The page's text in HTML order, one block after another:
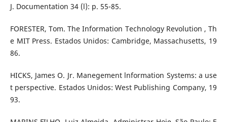
J. Documentation 34 (l): p. 55-85.
FORESTER, Tom. The Information Technology Revolution , Th
e MIT Press. Estados Unidos: Cambridge, Massachusetts, 19
86.
HICKS, James O. Jr. Manegement lnformation Systems: a use
t perspective. Estados Unidos: West Publishing Company, 19
93.